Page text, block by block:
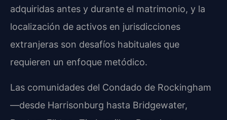
adquiridas antes y durante el matrimonio, y la
localización de activos en jurisdicciones
extranjeras son desafíos habituales que
requieren un enfoque metódico.
Las comunidades del Condado de Rockingham
—desde Harrisonburg hasta Bridgewater,